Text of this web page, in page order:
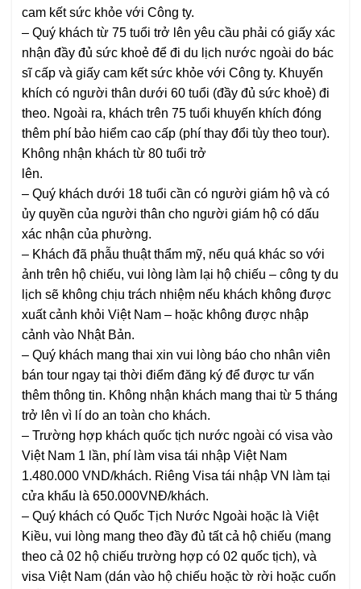
cam kết sức khỏe với Công ty.
– Quý khách từ 75 tuổi trở lên yêu cầu phải có giấy xác
nhận đầy đủ sức khoẻ để đi du lịch nước ngoài do bác
sĩ cấp và giấy cam kết sức khỏe với Công ty. Khuyến
khích có người thân dưới 60 tuổi (đầy đủ sức khoẻ) đi
theo. Ngoài ra, khách trên 75 tuổi khuyến khích đóng
thêm phí bảo hiểm cao cấp (phí thay đổi tùy theo tour).
Không nhận khách từ 80 tuổi trở
lên.
– Quý khách dưới 18 tuổi cần có người giám hộ và có
ủy quyền của người thân cho người giám hộ có dấu
xác nhận của phường.
– Khách đã phẫu thuật thẩm mỹ, nếu quá khác so với
ảnh trên hộ chiếu, vui lòng làm lại hộ chiếu – công ty du
lịch sẽ không chịu trách nhiệm nếu khách không được
xuất cảnh khỏi Việt Nam – hoặc không được nhập
cảnh vào Nhật Bản.
– Quý khách mang thai xin vui lòng báo cho nhân viên
bán tour ngay tại thời điểm đăng ký để được tư vấn
thêm thông tin. Không nhận khách mang thai từ 5 tháng
trở lên vì lí do an toàn cho khách.
– Trường hợp khách quốc tịch nước ngoài có visa vào
Việt Nam 1 lần, phí làm visa tái nhập Việt Nam
1.480.000 VND/khách. Riêng Visa tái nhập VN làm tại
cửa khẩu là 650.000VNĐ/khách.
– Quý khách có Quốc Tịch Nước Ngoài hoặc là Việt
Kiều, vui lòng mang theo đầy đủ tất cả hộ chiếu (mang
theo cả 02 hộ chiếu trường hợp có 02 quốc tịch), và
visa Việt Nam (dán vào hộ chiếu hoặc tờ rời hoặc cuốn